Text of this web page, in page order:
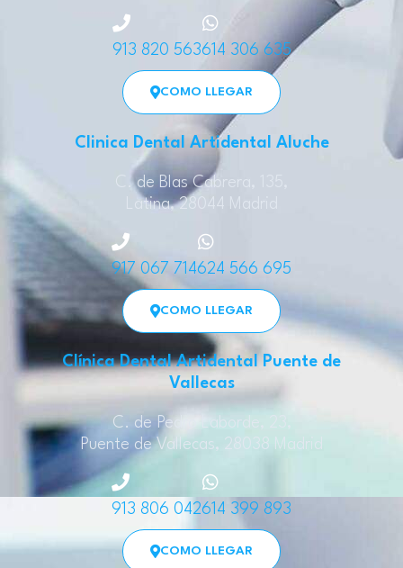
913 820 563614 306 635
COMO LLEGAR
Clinica Dental Artidental Aluche
C. de Blas Cabrera, 135,
Latina, 28044 Madrid
917 067 714624 566 695
COMO LLEGAR
Clínica Dental Artidental Puente de
Vallecas
C. de Pedro Laborde, 23,
Puente de Vallecas, 28038 Madrid
913 806 042614 399 893
COMO LLEGAR